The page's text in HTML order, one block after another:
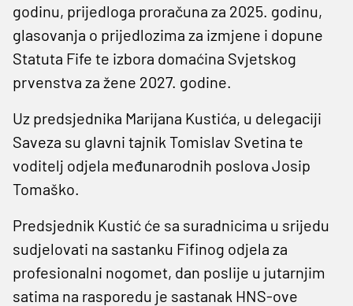
godinu, prijedloga proračuna za 2025. godinu,
glasovanja o prijedlozima za izmjene i dopune
Statuta Fife te izbora domaćina Svjetskog
prvenstva za žene 2027. godine.
Uz predsjednika Marijana Kustića, u delegaciji
Saveza su glavni tajnik Tomislav Svetina te
voditelj odjela međunarodnih poslova Josip
Tomaško.
Predsjednik Kustić će sa suradnicima u srijedu
sudjelovati na sastanku Fifinog odjela za
profesionalni nogomet, dan poslije u jutarnjim
satima na rasporedu je sastanak HNS-ove